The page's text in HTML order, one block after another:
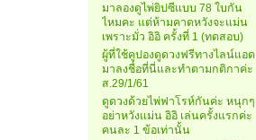
มาลองดูไพ่ยิปซีแบบ 78 ใบกัน
ไหมคะ แต่ห้ามคาดหวังจะแม่น
เพราะมั่ว อิอิ ครั้งที่ 1 (ทดสอบ)
ผู้ที่ใช้คูปองดูดวงฟรีทางไลน์แอด
มาลงชื่อที่นี่และทำตามกติกาค่ะ
ส.29/1/61
ดูดวงด้วยไพ่ฟาโรห์กันค่ะ หนุกๆ
อย่าหวังแม่น อิอิ เล่นครั้งแรกค่ะ
คนละ 1 ข้อเท่านั้น